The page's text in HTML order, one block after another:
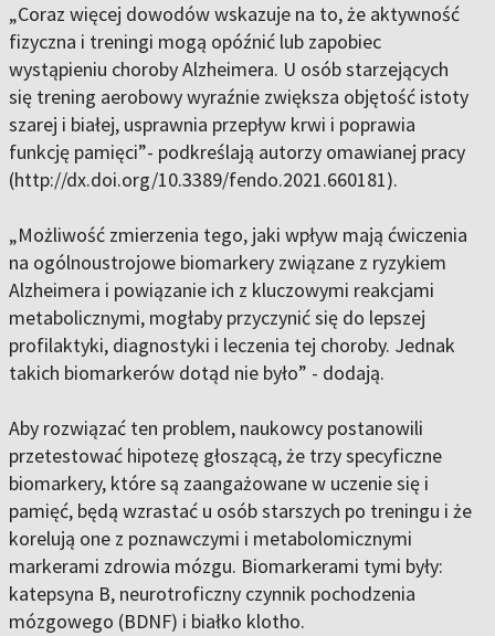
„Coraz więcej dowodów wskazuje na to, że aktywność
fizyczna i treningi mogą opóźnić lub zapobiec
wystąpieniu choroby Alzheimera. U osób starzejących
się trening aerobowy wyraźnie zwiększa objętość istoty
szarej i białej, usprawnia przepływ krwi i poprawia
funkcję pamięci”- podkreślają autorzy omawianej pracy
(http://dx.doi.org/10.3389/fendo.2021.660181).
„Możliwość zmierzenia tego, jaki wpływ mają ćwiczenia
na ogólnoustrojowe biomarkery związane z ryzykiem
Alzheimera i powiązanie ich z kluczowymi reakcjami
metabolicznymi, mogłaby przyczynić się do lepszej
profilaktyki, diagnostyki i leczenia tej choroby. Jednak
takich biomarkerów dotąd nie było” - dodają.
Aby rozwiązać ten problem, naukowcy postanowili
przetestować hipotezę głoszącą, że trzy specyficzne
biomarkery, które są zaangażowane w uczenie się i
pamięć, będą wzrastać u osób starszych po treningu i że
korelują one z poznawczymi i metabolomicznymi
markerami zdrowia mózgu. Biomarkerami tymi były:
katepsyna B, neurotroficzny czynnik pochodzenia
mózgowego (BDNF) i białko klotho.